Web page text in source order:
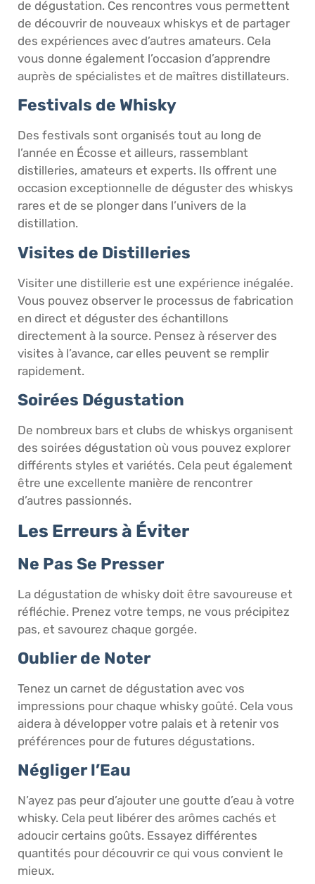
de dégustation. Ces rencontres vous permettent
de découvrir de nouveaux whiskys et de partager
des expériences avec d’autres amateurs. Cela
vous donne également l’occasion d’apprendre
auprès de spécialistes et de maîtres distillateurs.
Festivals de Whisky
Des festivals sont organisés tout au long de
l’année en Écosse et ailleurs, rassemblant
distilleries, amateurs et experts. Ils offrent une
occasion exceptionnelle de déguster des whiskys
rares et de se plonger dans l’univers de la
distillation.
Visites de Distilleries
Visiter une distillerie est une expérience inégalée.
Vous pouvez observer le processus de fabrication
en direct et déguster des échantillons
directement à la source. Pensez à réserver des
visites à l’avance, car elles peuvent se remplir
rapidement.
Soirées Dégustation
De nombreux bars et clubs de whiskys organisent
des soirées dégustation où vous pouvez explorer
différents styles et variétés. Cela peut également
être une excellente manière de rencontrer
d’autres passionnés.
Les Erreurs à Éviter
Ne Pas Se Presser
La dégustation de whisky doit être savoureuse et
réfléchie. Prenez votre temps, ne vous précipitez
pas, et savourez chaque gorgée.
Oublier de Noter
Tenez un carnet de dégustation avec vos
impressions pour chaque whisky goûté. Cela vous
aidera à développer votre palais et à retenir vos
préférences pour de futures dégustations.
Négliger l’Eau
N’ayez pas peur d’ajouter une goutte d’eau à votre
whisky. Cela peut libérer des arômes cachés et
adoucir certains goûts. Essayez différentes
quantités pour découvrir ce qui vous convient le
mieux.